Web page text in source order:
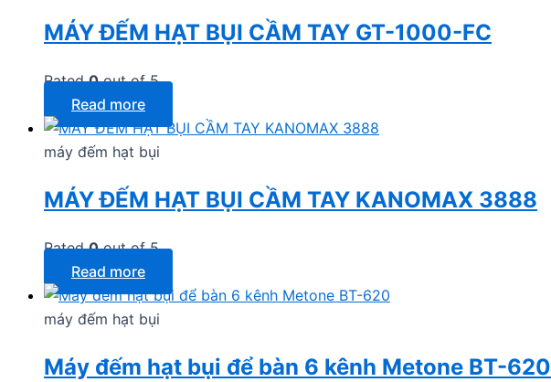
MÁY ĐẾM HẠT BỤI CẦM TAY GT-1000-FC
Rated0out of 5
Read more
máy đếm hạt bụi
MÁY ĐẾM HẠT BỤI CẦM TAY KANOMAX 3888
Rated0out of 5
Read more
máy đếm hạt bụi
Máy đếm hạt bụi để bàn 6 kênh Metone BT-620